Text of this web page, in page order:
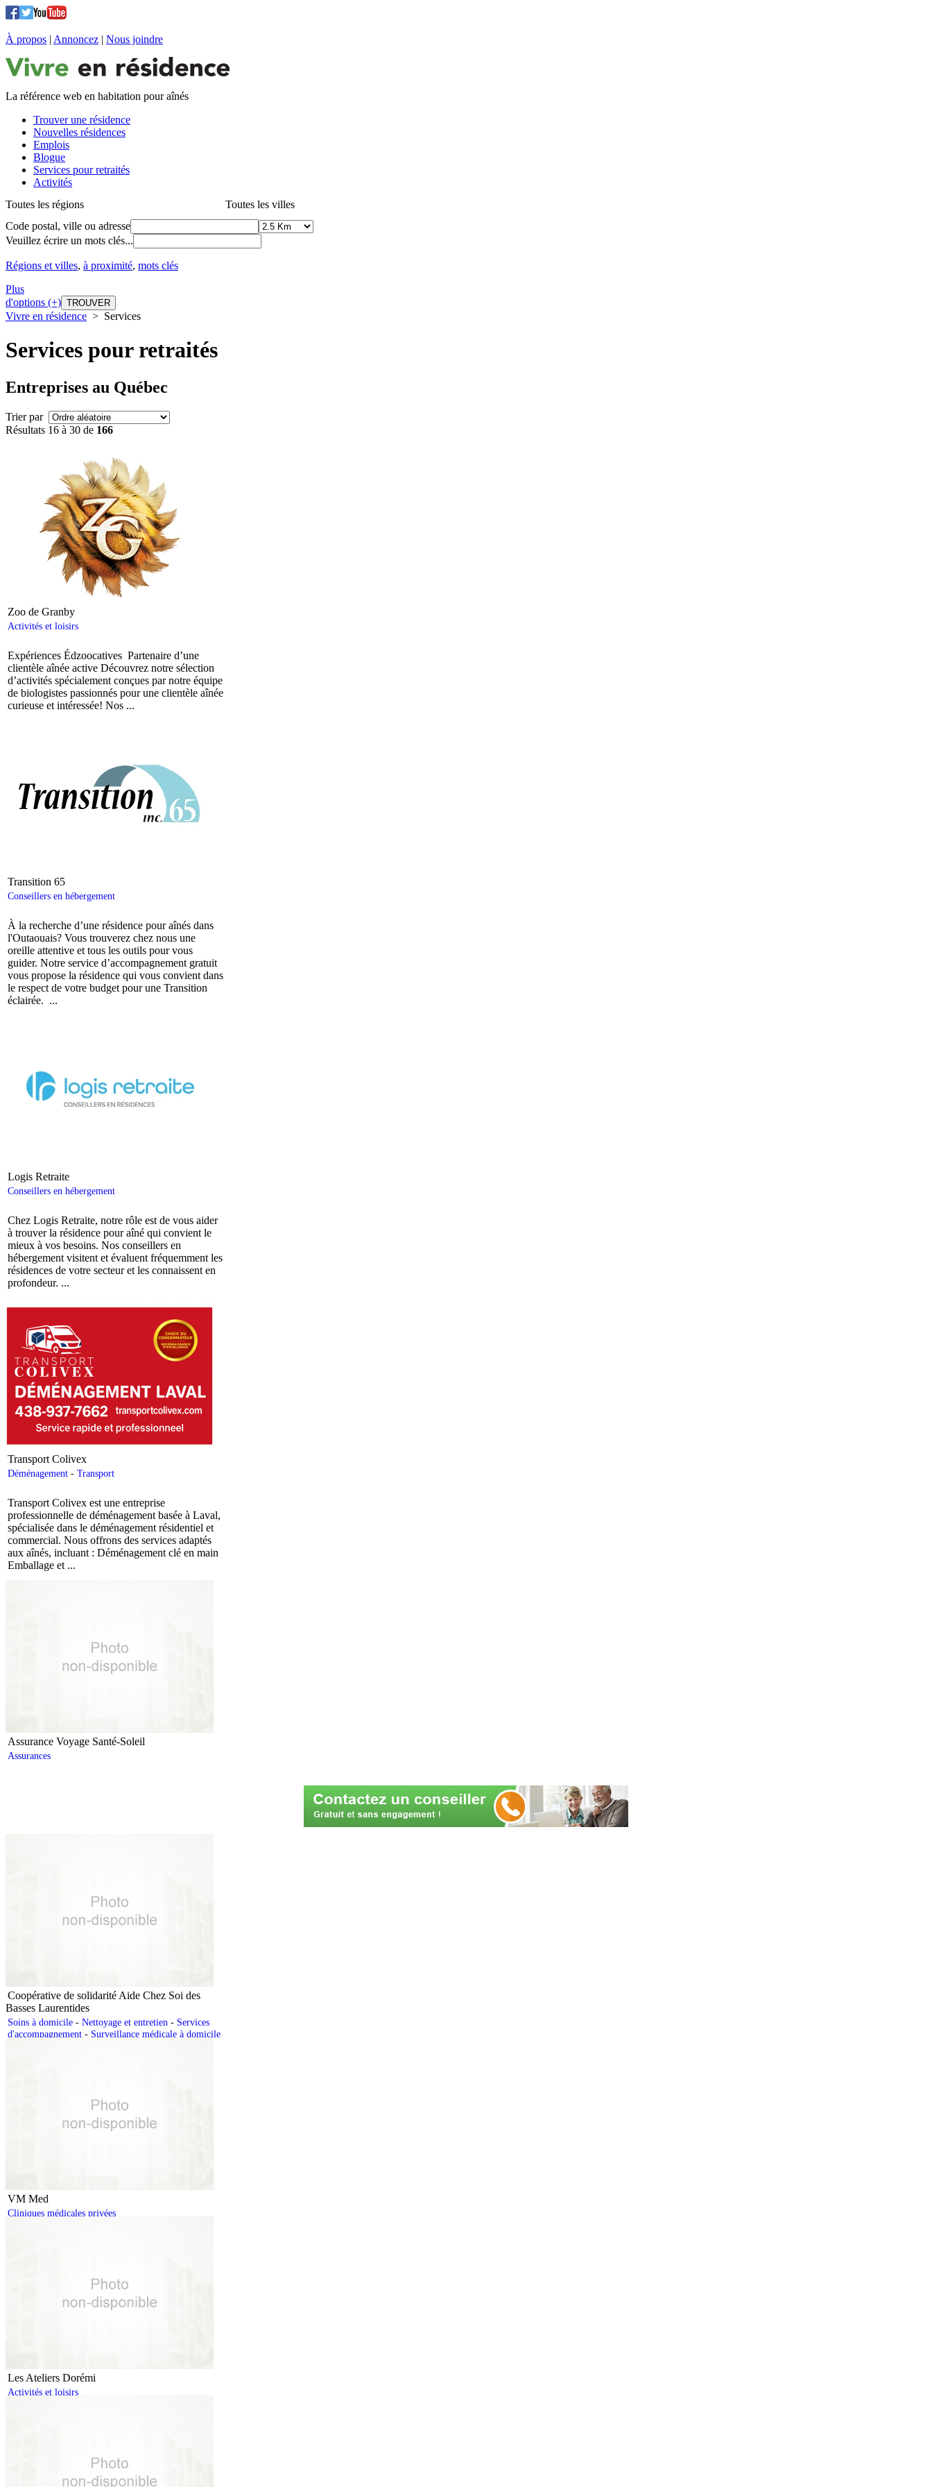
À propos | Annoncez | Nous joindre
La référence web en habitation pour aînés
Trouver une résidence
Nouvelles résidences
Emplois
Blogue
Services pour retraités
Activités
Toutes les régions
Toutes les villes
Code postal, ville ou adresse
Veuillez écrire un mots clés...
Régions et villes, à proximité, mots clés
Plus
d'options (+)
Vivre en résidence > Services
Services pour retraités
Entreprises au Québec
Trier par
Résultats 16 à 30 de 166
Zoo de Granby
Activités et loisirs
Expériences Édzoocatives Partenaire d’une
clientèle aînée active Découvrez notre sélection
d’activités spécialement conçues par notre équipe
de biologistes passionnés pour une clientèle aînée
curieuse et intéressée! Nos ...
Transition 65
Conseillers en hébergement
À la recherche d’une résidence pour aînés dans
l'Outaouais? Vous trouverez chez nous une
oreille attentive et tous les outils pour vous
guider. Notre service d’accompagnement gratuit
vous propose la résidence qui vous convient dans
le respect de votre budget pour une Transition
éclairée. ...
Logis Retraite
Conseillers en hébergement
Chez Logis Retraite, notre rôle est de vous aider
à trouver la résidence pour aîné qui convient le
mieux à vos besoins. Nos conseillers en
hébergement visitent et évaluent fréquemment les
résidences de votre secteur et les connaissent en
profondeur. ...
Transport Colivex
Déménagement - Transport
Transport Colivex est une entreprise
professionnelle de déménagement basée à Laval,
spécialisée dans le déménagement résidentiel et
commercial. Nous offrons des services adaptés
aux aînés, incluant : Déménagement clé en main
Emballage et ...
Assurance Voyage Santé-Soleil
Assurances
Coopérative de solidarité Aide Chez Soi des
Basses Laurentides
Soins à domicile - Nettoyage et entretien - Services
d'accompagnement - Surveillance médicale à domicile
VM Med
Cliniques médicales privées
Les Ateliers Dorémi
Activités et loisirs